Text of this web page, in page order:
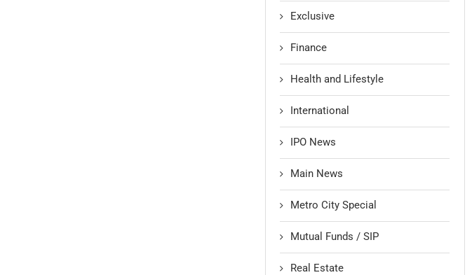
Exclusive
Finance
Health and Lifestyle
International
IPO News
Main News
Metro City Special
Mutual Funds / SIP
Real Estate